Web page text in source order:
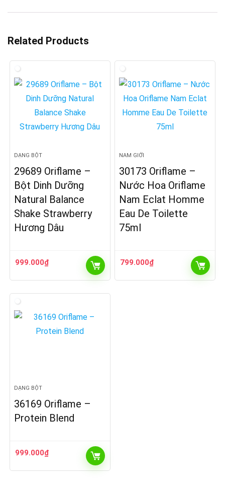
Related Products
DẠNG BỘT
29689 Oriflame –
Bột Dinh Dưỡng
Natural Balance
Shake Strawberry
Hương Dâu
999.000₫
NAM GIỚI
30173 Oriflame –
Nước Hoa Oriflame
Nam Eclat Homme
Eau De Toilette
75ml
799.000₫
DẠNG BỘT
36169 Oriflame –
Protein Blend
999.000₫